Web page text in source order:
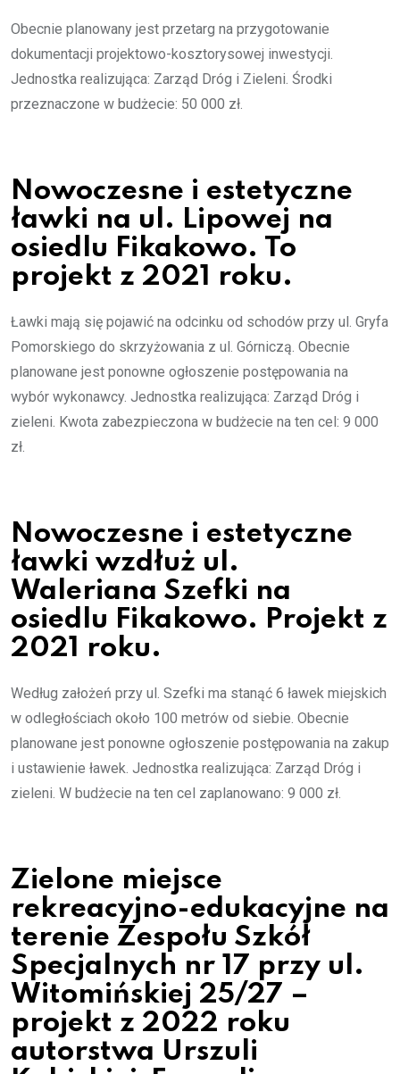
Obecnie planowany jest przetarg na przygotowanie
dokumentacji projektowo-kosztorysowej inwestycji.
Jednostka realizująca: Zarząd Dróg i Zieleni. Środki
przeznaczone w budżecie: 50 000 zł.
Nowoczesne i estetyczne
ławki na ul. Lipowej na
osiedlu Fikakowo. To
projekt z 2021 roku.
Ławki mają się pojawić na odcinku od schodów przy ul. Gryfa
Pomorskiego do skrzyżowania z ul. Górniczą. Obecnie
planowane jest ponowne ogłoszenie postępowania na
wybór wykonawcy. Jednostka realizująca: Zarząd Dróg i
zieleni. Kwota zabezpieczona w budżecie na ten cel: 9 000
zł.
Nowoczesne i estetyczne
ławki wzdłuż ul.
Waleriana Szefki na
osiedlu Fikakowo. Projekt z
2021 roku.
Według założeń przy ul. Szefki ma stanąć 6 ławek miejskich
w odległościach około 100 metrów od siebie. Obecnie
planowane jest ponowne ogłoszenie postępowania na zakup
i ustawienie ławek. Jednostka realizująca: Zarząd Dróg i
zieleni. W budżecie na ten cel zaplanowano: 9 000 zł.
Zielone miejsce
rekreacyjno-edukacyjne na
terenie Zespołu Szkół
Specjalnych nr 17 przy ul.
Witomińskiej 25/27 –
projekt z 2022 roku
autorstwa Urszuli